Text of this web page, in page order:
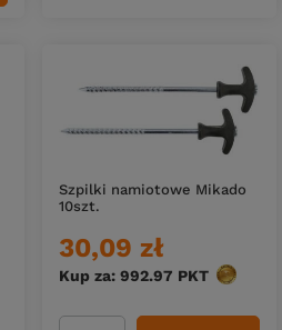
Szpilki namiotowe Mikado
10szt.
30,09 zł
Kup za: 992.97 PKT punktów